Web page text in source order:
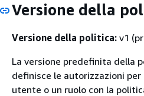
Versione della
Versione della politica: v1
La versione predefinita della
definisce le autorizzazioni
utente o un ruolo con la